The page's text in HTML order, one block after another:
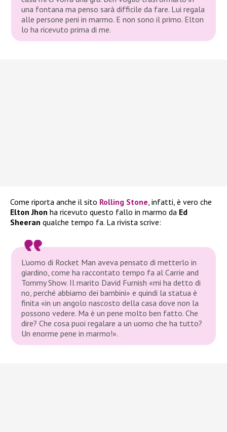
una fontana ma penso sarà difficile da fare. Lui regala
alle persone peni in marmo. E non sono il primo. Elton
lo ha ricevuto prima di me.
Come riporta anche il sito Rolling Stone , infatti, è vero che
Elton Jhon ha ricevuto questo fallo in marmo da Ed
Sheeran qualche tempo fa. La rivista scrive:
L’uomo di Rocket Man aveva pensato di metterlo in
giardino, come ha raccontato tempo fa alCarrie and
Tommy Show. Il marito David Furnish «mi ha detto di
no, perché abbiamo dei bambini» e quindi la statua è
finita «in un angolo nascosto della casa dove non la
possono vedere. Ma è un pene molto ben fatto. Che
dire? Che cosa puoi regalare a un uomo che ha tutto?
Un enorme pene in marmo!».